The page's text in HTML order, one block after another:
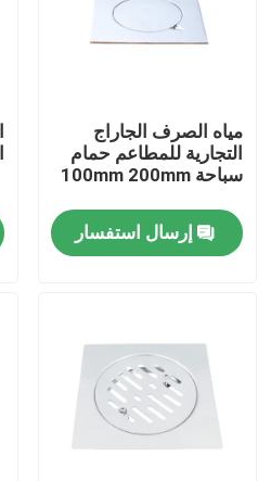
منزل
أشرطة فيديو
حول بنا
مياه الصرف الجاراج
التجارية للمطاعم حمام
سباحة 100mm 200mm
إرسال استفسار